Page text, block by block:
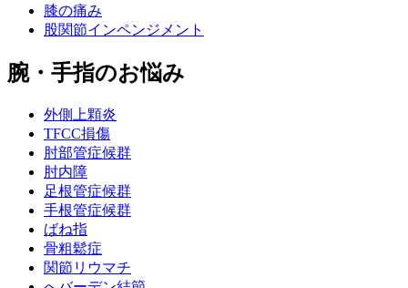
膝の痛み
股関節インペンジメント
腕・手指のお悩み
外側上顆炎
TFCC損傷
肘部管症候群
肘内障
足根管症候群
手根管症候群
ばね指
骨粗鬆症
関節リウマチ